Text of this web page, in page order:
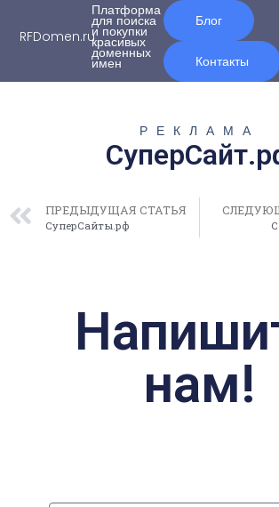
RFDomen.ru
Платформа
для поиска
и покупки
красивых
доменных
имен
Блог
Контакты
РЕКЛАМА
ПРЕДЫДУЩАЯ СТАТЬЯ
СуперСайты.рф
нам!